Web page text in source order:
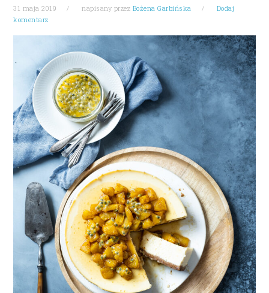
31 maja 2019 napisany przez Bożena Garbińska
Dodaj
komentarz